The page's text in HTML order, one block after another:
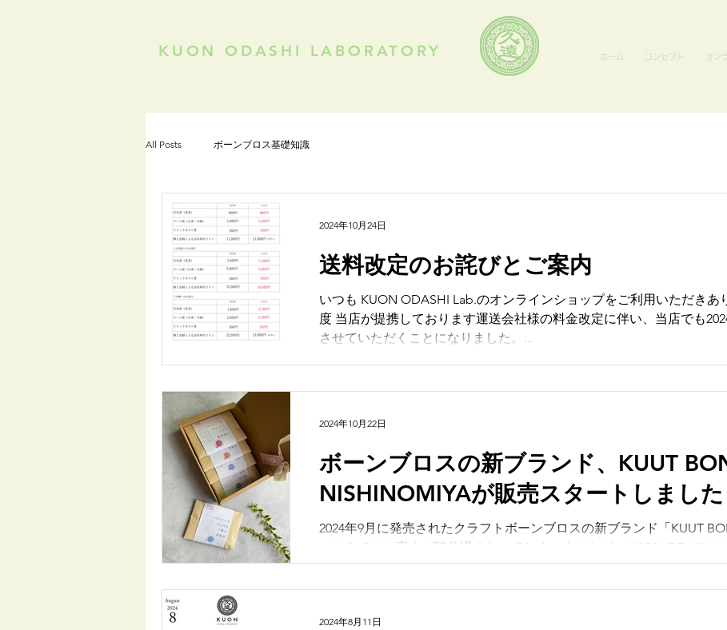
KUON ODASHI LABORATORY ホーム コンセプト オン
All Posts ボーンブロス基礎知識
送料改定のお詫びとご案内
いつも KUON ODASHI Lab.のオンラインショップをご利用いただきあ
度 当店が提携しております運送会社様の料金改定に伴い、当店でも
させていただくことになりました。...
2024年10月24日
ボーンブロスの新ブランド、KUUT
NISHINOMIYAが販売スタートしました
2024年9月に発売されたクラフトボーンブロスの新ブランド「KUUT
こちらでのご案内が随分遅くなってしまいましたが、KUON ODASHI
スの新ブランドがデビューいたしました。 KUON...
2024年10月22日
2024年8月11日